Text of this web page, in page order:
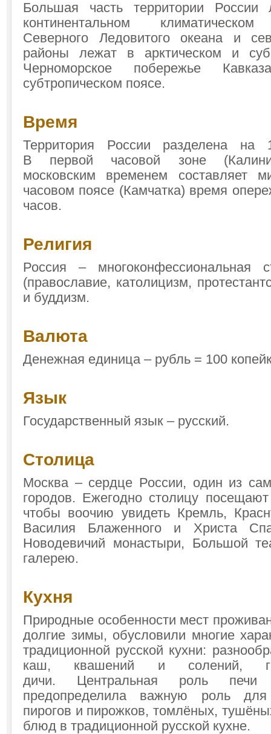
Большая часть территории
континентальном
Северного Ледовитого океана и
районы лежат в арктическом и
Черноморское побережье
субтропическом поясе.
Время
Территория России разделена на
В первой часовой зоне
московским временем составляет
часовом поясе (Камчатка) время
часов.
Религия
Россия – многоконфессиональная
(православие, католицизм,
и буддизм.
Валюта
Денежная единица – рубль = 100
Язык
Государственный язык – русский.
Столица
Москва – сердце России, один из
городов. Ежегодно столицу
чтобы воочию увидеть Кремль,
Василия Блаженного и Христа
Новодевичий монастыри, Большой
галерею.
Кухня
Природные особенности мест
долгие зимы, обусловили многие
традиционной русской кухни:
каш, квашений и солений,
дичи. Центральная роль
предопределила важную роль
пирогов и пирожков, томлёных,
блюд в традиционной русской кухне.